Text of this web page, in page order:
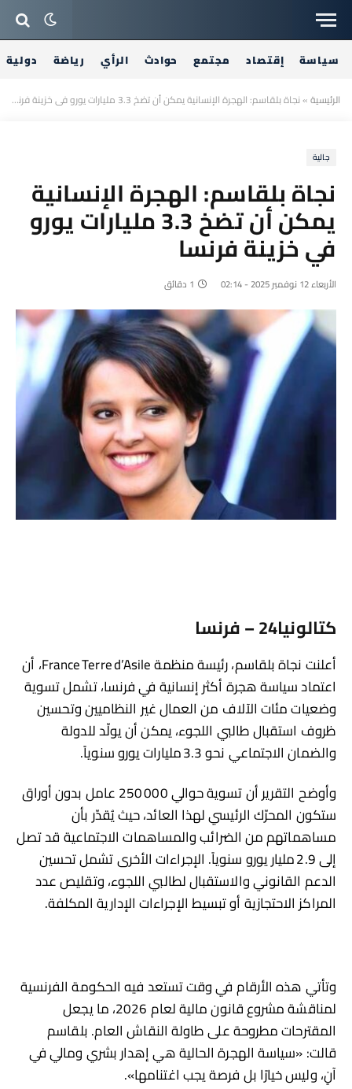
سياسة إقتصاد مجتمع حوادث الرأي رياضة دولية
الرئيسية»نجاة بلقاسم: الهجرة الإنسانية يمكن أن تضخ 3.3 مليارات يورو في خزينة فرنسا
جالية
نجاة بلقاسم: الهجرة الإنسانية
يمكن أن تضخ 3.3 مليارات يورو
في خزينة فرنسا
الأربعاء 12 نوفمبر 2025 - 02:14 1 دقائق
كتالونيا24 – فرنسا
أعلنت نجاة بلقاسم، رئيسة منظمة France Terre d’Asile، أن
اعتماد سياسة هجرة أكثر إنسانية في فرنسا، تشمل تسوية
وضعيات مئات الآلاف من العمال غير النظاميين وتحسين
ظروف استقبال طالبي اللجوء، يمكن أن يولّد للدولة
والضمان الاجتماعي نحو 3.3 مليارات يورو سنوياً.
وأوضح التقرير أن تسوية حوالي 250 000 عامل بدون أوراق
ستكون المحرّك الرئيسي لهذا العائد، حيث يُقدّر بأن
مساهماتهم من الضرائب والمساهمات الاجتماعية قد تصل
إلى 2.9 مليار يورو سنوياً. الإجراءات الأخرى تشمل تحسين
الدعم القانوني والاستقبال لطالبي اللجوء، وتقليص عدد
المراكز الاحتجازية أو تبسيط الإجراءات الإدارية المكلفة.
وتأتي هذه الأرقام في وقت تستعد فيه الحكومة الفرنسية
لمناقشة مشروع قانون مالية لعام 2026، ما يجعل
المقترحات مطروحة على طاولة النقاش العام. بلقاسم
قالت: «سياسة الهجرة الحالية هي إهدار بشري ومالي في
آنٍ، وليس خيارًا بل فرصة يجب اغتنامها».